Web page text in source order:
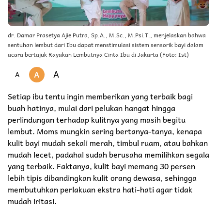
dr. Damar Prasetya Ajie Putra, Sp.A., M.Sc., M.Psi.T., menjelaskan bahwa
sentuhan lembut dari Ibu dapat menstimulasi sistem sensorik bayi dalam
acara bertajuk Rayakan Lembutnya Cinta Ibu di Jakarta (Foto: Ist)
A A A
Setiap ibu tentu ingin memberikan yang terbaik bagi
buah hatinya, mulai dari pelukan hangat hingga
perlindungan terhadap kulitnya yang masih begitu
lembut. Moms mungkin sering bertanya-tanya, kenapa
kulit bayi mudah sekali merah, timbul ruam, atau bahkan
mudah lecet, padahal sudah berusaha memilihkan segala
yang terbaik. Faktanya, kulit bayi memang 30 persen
lebih tipis dibandingkan kulit orang dewasa, sehingga
membutuhkan perlakuan ekstra hati-hati agar tidak
mudah iritasi.